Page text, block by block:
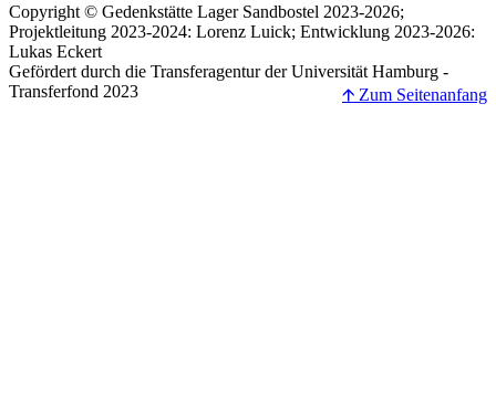
Copyright © Gedenkstätte Lager Sandbostel 2023-2026;
Projektleitung 2023-2024: Lorenz Luick; Entwicklung 2023-2026:
Lukas Eckert
Gefördert durch die Transferagentur der Universität Hamburg -
Transferfond 2023
🡩 Zum Seitenanfang